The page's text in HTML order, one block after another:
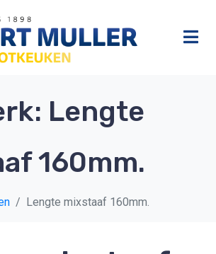
Lengte
160mm.
Lengte mixstaaf 160mm.